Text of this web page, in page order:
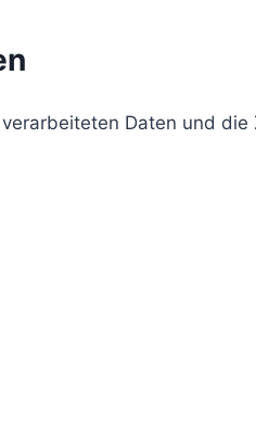
Daten und